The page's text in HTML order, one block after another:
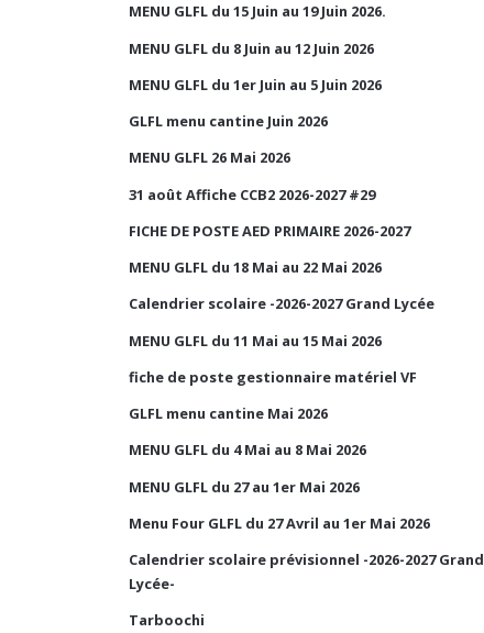
MENU GLFL du 15 Juin au 19 Juin 2026.
MENU GLFL du 8 Juin au 12 Juin 2026
MENU GLFL du 1er Juin au 5 Juin 2026
GLFL menu cantine Juin 2026
MENU GLFL 26 Mai 2026
31 août Affiche CCB2 2026-2027 #29
FICHE DE POSTE AED PRIMAIRE 2026-2027
MENU GLFL du 18 Mai au 22 Mai 2026
Calendrier scolaire -2026-2027 Grand Lycée
MENU GLFL du 11 Mai au 15 Mai 2026
fiche de poste gestionnaire matériel VF
GLFL menu cantine Mai 2026
MENU GLFL du 4 Mai au 8 Mai 2026
MENU GLFL du 27 au 1er Mai 2026
Menu Four GLFL du 27 Avril au 1er Mai 2026
Calendrier scolaire prévisionnel -2026-2027 Grand
Lycée-
Tarboochi